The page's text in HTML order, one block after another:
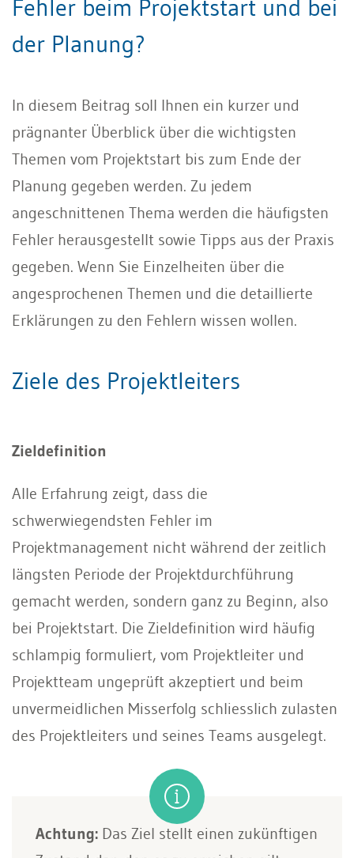
Fehler beim Projektstart und bei
der Planung?
In diesem Beitrag soll Ihnen ein kurzer und
prägnanter Überblick über die wichtigsten
Themen vom Projektstart bis zum Ende der
Planung gegeben werden. Zu jedem
angeschnittenen Thema werden die häufigsten
Fehler herausgestellt sowie Tipps aus der Praxis
gegeben. Wenn Sie Einzelheiten über die
angesprochenen Themen und die detaillierte
Erklärungen zu den Fehlern wissen wollen.
Ziele des Projektleiters
Zieldefinition
Alle Erfahrung zeigt, dass die
schwerwiegendsten Fehler im
Projektmanagement nicht während der zeitlich
längsten Periode der Projektdurchführung
gemacht werden, sondern ganz zu Beginn, also
bei Projektstart. Die Zieldefinition wird häufig
schlampig formuliert, vom Projektleiter und
Projektteam ungeprüft akzeptiert und beim
unvermeidlichen Misserfolg schliesslich zulasten
des Projektleiters und seines Teams ausgelegt.
Achtung: Das Ziel stellt einen zukünftigen